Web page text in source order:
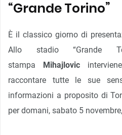
“Grande Torino”
È il classico giorno di
Allo stadio “Grande
stampa Mihajlovic
raccontare tutte le sue
informazioni a proposito di
per domani, sabato 5